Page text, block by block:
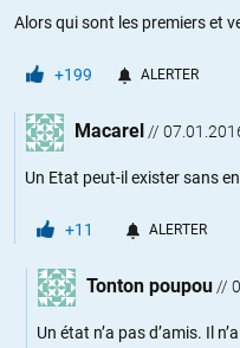
Alors qui sont les premiers et
+199 ALERTER
Macarel //
Un Etat peut-il exister sans
+11 ALERTER
Tonton poupou//
Un état n’a pas d’amis. Il